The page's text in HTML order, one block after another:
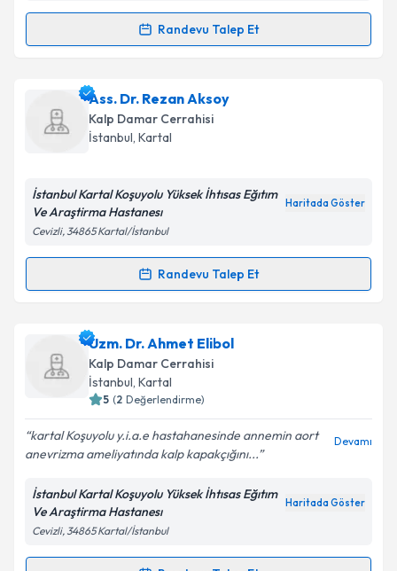
Takvim Talebini Gönder
Randevu Talep Et
Randevu Takvimi Talebi
Uzm. Dr. Taylan Adademiriçin randevu takvimi
talebi oluşturun. Size bu uzmandan randevu almanız
için bir takvim hazırlandığında e-posta ile
Kişisel verilerimin işlenmesine ilişkin
Metni'ni okudum ve kişisel verilerimin belirtilen
Takvim Talebini Gönder
Ass. Dr. Rezan Aksoy
Kalp Damar Cerrahisi
İstanbul, Kartal
İstanbul Kartal Koşuyolu Yüksek İhtısas Eğıtım
Ve Araştirma Hastanesı
Haritada Göster
Cevizli, 34865 Kartal/İstanbul
Randevu Talep Et
Randevu Takvimi Talebi
Ass. Dr. Rezan Aksoyiçin randevu takvimi talebi
oluşturun. Size bu uzmandan randevu almanız için bir
takvim hazırlandığında e-posta ile bilgilendireceğiz.
Kişisel verilerimin işlenmesine ilişkin Aydınlatma
Metni'ni okudum ve kişisel verilerimin belirtilen
kapsamda işlenmesini kabul ediyorum.
Uzm. Dr. Ahmet Elibol
Kalp Damar Cerrahisi
İstanbul, Kartal
5 (2 Değerlendirme)
kartal Koşuyolu y.i.a.e hastahanesinde annemin aort
anevrizma ameliyatında kalp kapakçığını...
Devamı
İstanbul Kartal Koşuyolu Yüksek İhtısas Eğıtım
Ve Araştirma Hastanesı
Haritada Göster
Cevizli, 34865 Kartal/İstanbul